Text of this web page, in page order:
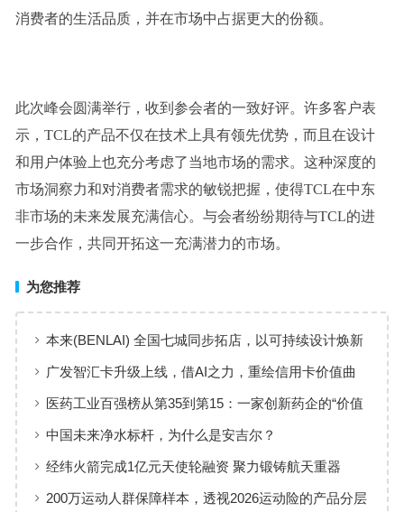
消费者的生活品质，并在市场中占据更大的份额。
此次峰会圆满举行，收到参会者的一致好评。许多客户表
示，TCL的产品不仅在技术上具有领先优势，而且在设计
和用户体验上也充分考虑了当地市场的需求。这种深度的
市场洞察力和对消费者需求的敏锐把握，使得TCL在中东
非市场的未来发展充满信心。与会者纷纷期待与TCL的进
一步合作，共同开拓这一充满潜力的市场。
为您推荐
本来(BENLAI) 全国七城同步拓店，以可持续设计焕新
品牌体验
广发智汇卡升级上线，借AI之力，重绘信用卡价值曲
线
医药工业百强榜从第35到第15：一家创新药企的“价值
增长”样本
中国未来净水标杆，为什么是安吉尔？
经纬火箭完成1亿元天使轮融资 聚力锻铸航天重器
200万运动人群保障样本，透视2026运动险的产品分层